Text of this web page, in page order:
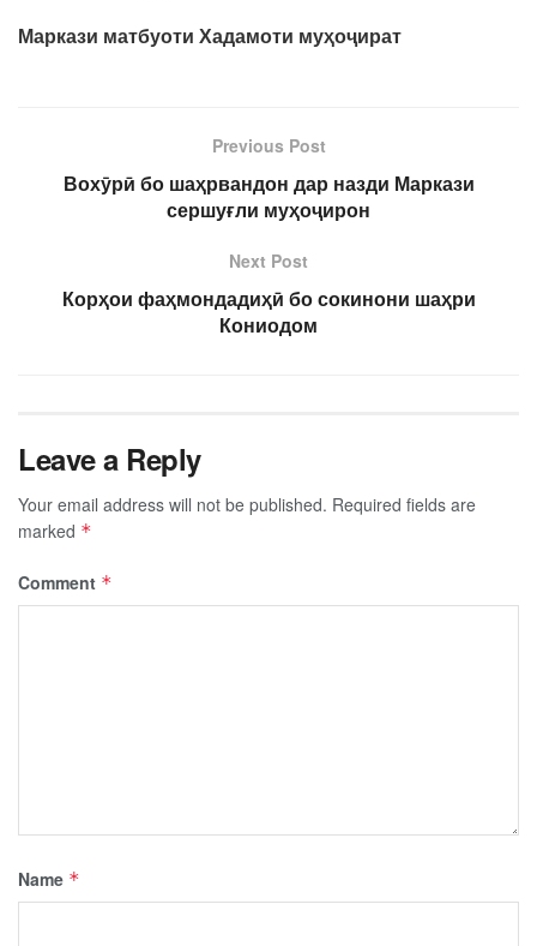
Маркази матбуоти Хадамоти муҳоҷират
Previous Post
Вохӯрӣ бо шаҳрвандон дар назди Маркази
сершуғли муҳоҷирон
Next Post
Корҳои фаҳмондадиҳӣ бо сокинони шаҳри
Кониодом
Leave a Reply
Your email address will not be published. Required fields are
marked *
Comment *
Name *